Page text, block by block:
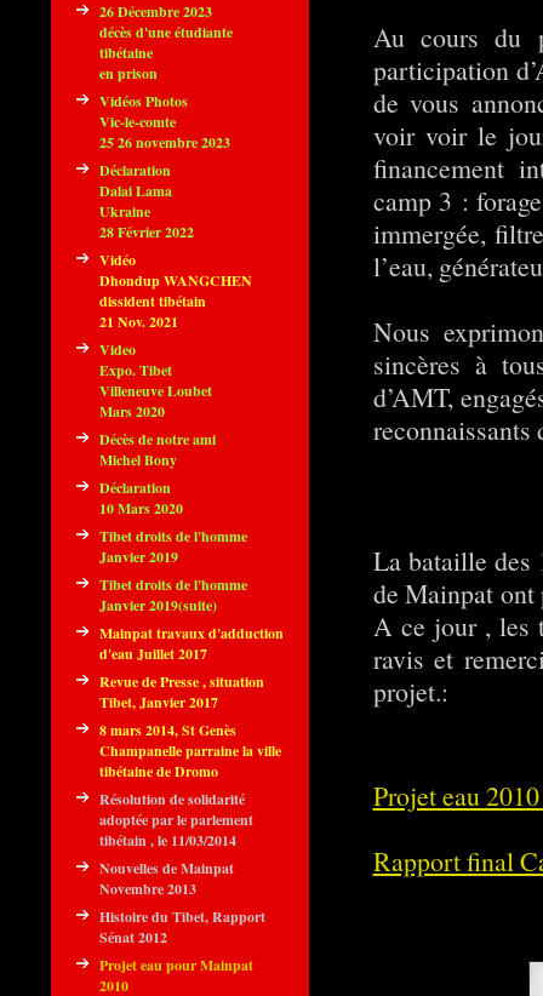
26 Décembre 2023
décès d'une étudiante
tibétaine
en prison
Vidéos Photos
Vic-le-comte
25 26 novembre 2023
Déclaration
Dalai Lama
Ukraine
28 Février 2022
Vidéo
Dhondup WANGCHEN
dissident tibétain
21 Nov. 2021
Video
Expo. Tibet
Villeneuve Loubet
Mars 2020
Décès de notre ami
Michel Bony
Déclaration
10 Mars 2020
Tibet droits de l'homme
Janvier 2019
Tibet droits de l'homme
Janvier 2019(suite)
Mainpat travaux d'adduction
d'eau Juillet 2017
Revue de Presse , situation
Tibet, Janvier 2017
8 mars 2014, St Genès
Champanelle parraine la ville
tibétaine de Dromo
Résolution de solidarité
adoptée par le parlement
tibétain , le 11/03/2014
Nouvelles de Mainpat
Novembre 2013
Histoire du Tibet, Rapport
Sénat 2012
Projet eau pour Mainpat
2010
Au cours du
participation
de vous
voir voir le
financement
camp 3 :
immergée,
l’eau,
Nous
sincères à
d’AMT,
reconnaissants
La bataille des
de Mainpat
A ce jour , les
ravis et
projet.:
Projet eau
Rapport final